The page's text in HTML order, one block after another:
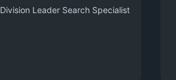
Division Leader Search Specialist